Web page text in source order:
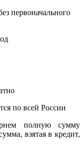
первоначального
по всей России
полную сумму
взятая в кредит,